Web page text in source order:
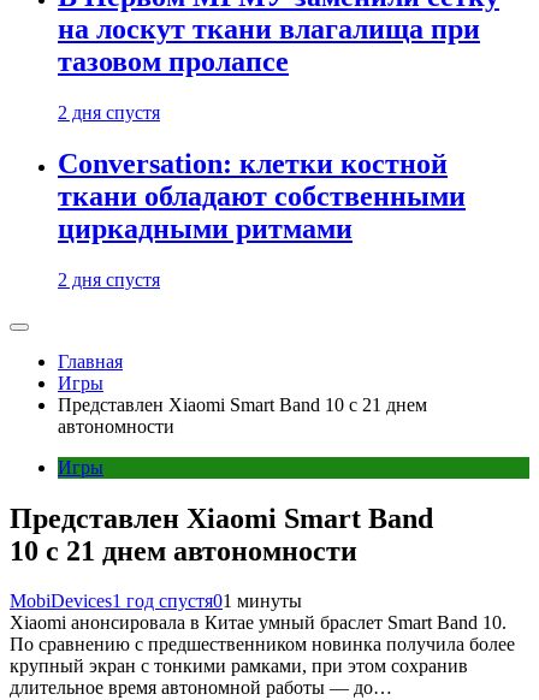
на лоскут ткани влагалища при
тазовом пролапсе
2 дня спустя
Conversation: клетки костной
ткани обладают собственными
циркадными ритмами
2 дня спустя
Главная
Игры
Представлен Xiaomi Smart Band 10 с 21 днем
автономности
Игры
Представлен Xiaomi Smart Band
10 с 21 днем автономности
MobiDevices1 год спустя01 минуты
Xiaomi анонсировала в Китае умный браслет Smart Band 10.
По сравнению с предшественником новинка получила более
крупный экран с тонкими рамками, при этом сохранив
длительное время автономной работы — до…